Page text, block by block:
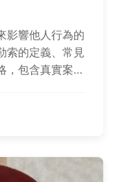
影響他人行為的
索的定義、常見
，包含真實案例
易懂，適合所